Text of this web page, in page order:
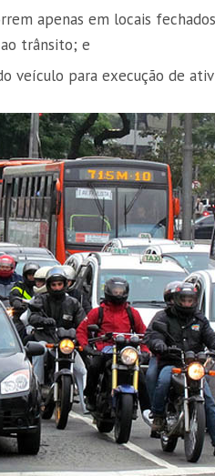
apenas em locais
trânsito; e
veículo para execução de